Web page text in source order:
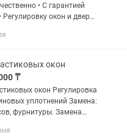
• С гарантией
окон и дверей
• Устранение
окон
₸
окон Регулировка
уплотнений Замена:
фурнитуры. Замена
Изготовление москитных